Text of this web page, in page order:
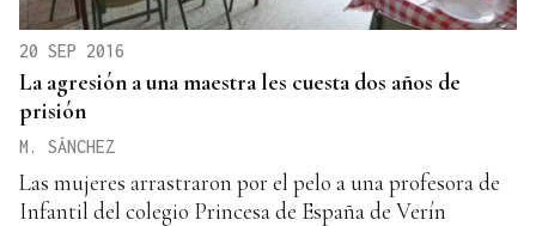
20 SEP 2016
La agresión a una maestra les cuesta dos años de
prisión
M. SÁNCHEZ
Las mujeres arrastraron por el pelo a una profesora de
Infantil del colegio Princesa de España de Verín